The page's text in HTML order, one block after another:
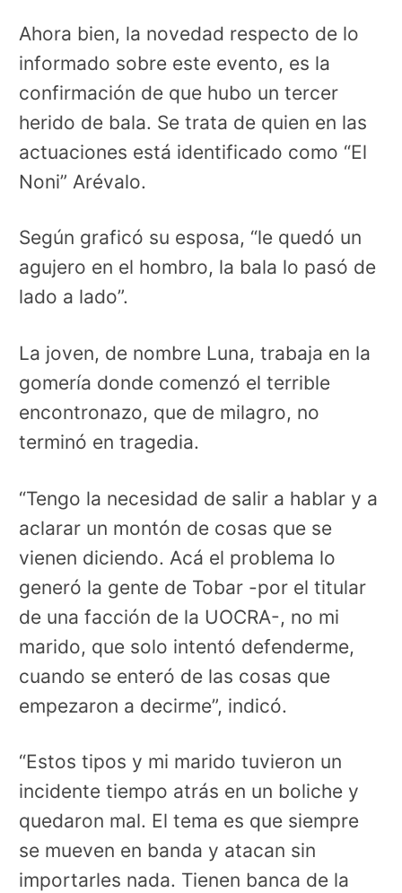
Ahora bien, la novedad respecto de lo
informado sobre este evento, es la
confirmación de que hubo un tercer
herido de bala. Se trata de quien en las
actuaciones está identificado como “El
Noni” Arévalo.
Según graficó su esposa, “le quedó un
agujero en el hombro, la bala lo pasó de
lado a lado”.
La joven, de nombre Luna, trabaja en la
gomería donde comenzó el terrible
encontronazo, que de milagro, no
terminó en tragedia.
“Tengo la necesidad de salir a hablar y a
aclarar un montón de cosas que se
vienen diciendo. Acá el problema lo
generó la gente de Tobar -por el titular
de una facción de la UOCRA-, no mi
marido, que solo intentó defenderme,
cuando se enteró de las cosas que
empezaron a decirme”, indicó.
“Estos tipos y mi marido tuvieron un
incidente tiempo atrás en un boliche y
quedaron mal. El tema es que siempre
se mueven en banda y atacan sin
importarles nada. Tienen banca de la